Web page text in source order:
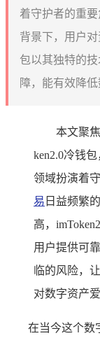
着守护者的重
背景下，用户
包以其独特的
障，能有效降
本文聚
ken2.0冷钱
领域扮演着
易 日益频繁
高，
用户提供可
临的风险，
对数字资产
在当今这个数